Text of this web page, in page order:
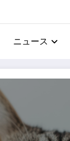
ニュース